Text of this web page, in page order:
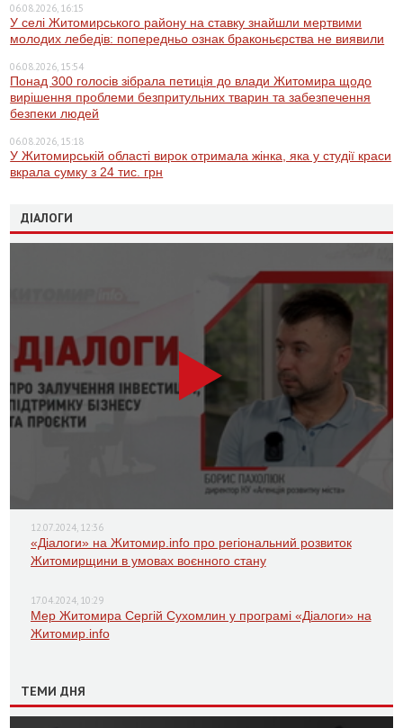
06.08.2026, 16:15
У селі Житомирського району на ставку знайшли мертвими
молодих лебедів: попередньо ознак браконьєрства не виявили
06.08.2026, 15:54
Понад 300 голосів зібрала петиція до влади Житомира щодо
вирішення проблеми безпритульних тварин та забезпечення
безпеки людей
06.08.2026, 15:18
У Житомирській області вирок отримала жінка, яка у студії краси
вкрала сумку з 24 тис. грн
ДІАЛОГИ
12.07.2024, 12:36
«Діалоги» на Житомир.info про регіональний розвиток
Житомирщини в умовах воєнного стану
17.04.2024, 10:29
Мер Житомира Сергій Сухомлин у програмі «Діалоги» на
Житомир.info
ТЕМИ ДНЯ